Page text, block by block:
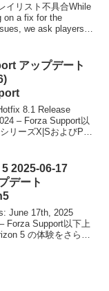
イリスト不具合While
on a fix for the
we ask players
アップデート
8.1 Release
– Forza Support以
リーズX|SおよびPC
2025-06-17
デート
June 17th, 2025
Forza Support以下上
5 の体験をさらに